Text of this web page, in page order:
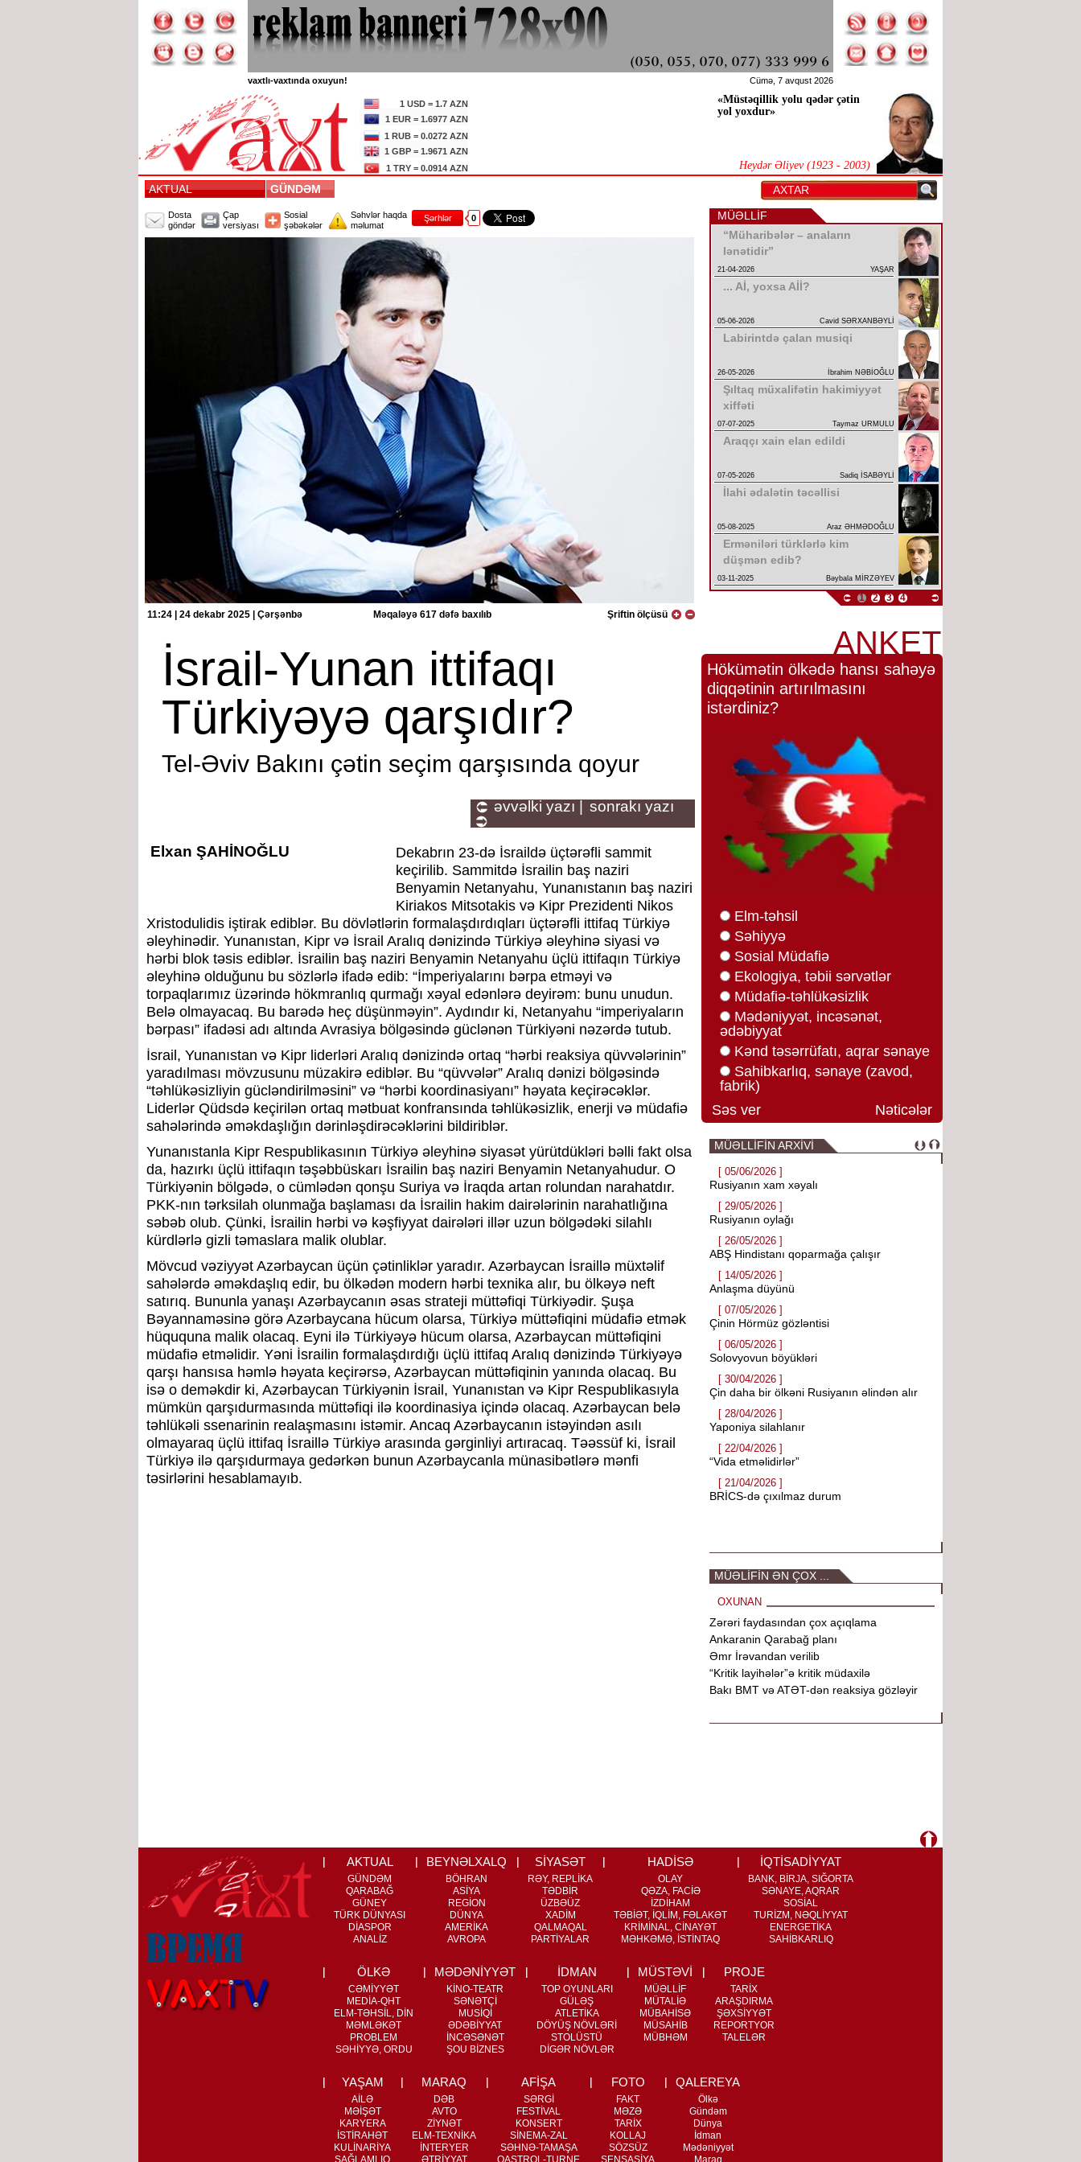
vaxtlı-vaxtında oxuyun! Cümə, 7 avqust 2026
1 USD = 1.7 AZN
1 EUR = 1.6977 AZN
1 RUB = 0.0272 AZN
1 GBP = 1.9671 AZN
1 TRY = 0.0914 AZN
«Müstəqillik yolu qədər çətin
yol yoxdur»
Heydər Əliyev (1923 - 2003)
AKTUAL GÜNDƏM
Dosta
göndər
Çap
versiyası
Sosial
şəbəkələr
Səhvlər haqda
məlumat
Şərhlər 0
11:24 | 24 dekabr 2025 | Çərşənbə Məqaləyə 617 dəfə baxılıb Şriftin ölçüsü
İsrail-Yunan ittifaqı
Türkiyəyə qarşıdır?
Tel-Əviv Bakını çətin seçim qarşısında qoyur
əvvəlki yazı | sonrakı yazı
Elxan ŞAHİNOĞLU
Dekabrın 23-də İsraildə üçtərəfli sammit
keçirilib. Sammitdə İsrailin baş naziri
Benyamin Netanyahu, Yunanıstanın baş naziri
Kiriakos Mitsotakis və Kipr Prezidenti Nikos
Xristodulidis iştirak ediblər. Bu dövlətlərin formalaşdırdıqları üçtərəfli ittifaq Türkiyə
əleyhinədir. Yunanıstan, Kipr və İsrail Aralıq dənizində Türkiyə əleyhinə siyasi və
hərbi blok təsis ediblər. İsrailin baş naziri Benyamin Netanyahu üçlü ittifaqın Türkiyə
əleyhinə olduğunu bu sözlərlə ifadə edib: “İmperiyalarını bərpa etməyi və
torpaqlarımız üzərində hökmranlıq qurmağı xəyal edənlərə deyirəm: bunu unudun.
Belə olmayacaq. Bu barədə heç düşünməyin”. Aydındır ki, Netanyahu “imperiyaların
bərpası” ifadəsi adı altında Avrasiya bölgəsində güclənən Türkiyəni nəzərdə tutub.
İsrail, Yunanıstan və Kipr liderləri Aralıq dənizində ortaq “hərbi reaksiya qüvvələrinin”
yaradılması mövzusunu müzakirə ediblər. Bu “qüvvələr” Aralıq dənizi bölgəsində
“təhlükəsizliyin gücləndirilməsini” və “hərbi koordinasiyanı” həyata keçirəcəklər.
Liderlər Qüdsdə keçirilən ortaq mətbuat konfransında təhlükəsizlik, enerji və müdafiə
sahələrində əməkdaşlığın dərinləşdirəcəklərini bildiriblər.
Yunanıstanla Kipr Respublikasının Türkiyə əleyhinə siyasət yürütdükləri bəlli fakt olsa
da, hazırkı üçlü ittifaqın təşəbbüskarı İsrailin baş naziri Benyamin Netanyahudur. O
Türkiyənin bölgədə, o cümlədən qonşu Suriya və İraqda artan rolundan narahatdır.
PKK-nın tərksilah olunmağa başlaması da İsrailin hakim dairələrinin narahatlığına
səbəb olub. Çünki, İsrailin hərbi və kəşfiyyat dairələri illər uzun bölgədəki silahlı
kürdlərlə gizli təmaslara malik olublar.
Mövcud vəziyyət Azərbaycan üçün çətinliklər yaradır. Azərbaycan İsraillə müxtəlif
sahələrdə əməkdaşlıq edir, bu ölkədən modern hərbi texnika alır, bu ölkəyə neft
satırıq. Bununla yanaşı Azərbaycanın əsas strateji müttəfiqi Türkiyədir. Şuşa
Bəyannaməsinə görə Azərbaycana hücum olarsa, Türkiyə müttəfiqini müdafiə etmək
hüququna malik olacaq. Eyni ilə Türkiyəyə hücum olarsa, Azərbaycan müttəfiqini
müdafiə etməlidir. Yəni İsrailin formalaşdırdığı üçlü ittifaq Aralıq dənizində Türkiyəyə
qarşı hansısa həmlə həyata keçirərsə, Azərbaycan müttəfiqinin yanında olacaq. Bu
isə o deməkdir ki, Azərbaycan Türkiyənin İsrail, Yunanıstan və Kipr Respublikasıyla
mümkün qarşıdurmasında müttəfiqi ilə koordinasiya içində olacaq. Azərbaycan belə
təhlükəli ssenarinin realaşmasını istəmir. Ancaq Azərbaycanın istəyindən asılı
olmayaraq üçlü ittifaq İsraillə Türkiyə arasında gərginliyi artıracaq. Təəssüf ki, İsrail
Türkiyə ilə qarşıdurmaya gedərkən bunun Azərbaycanla münasibətlərə mənfi
təsirlərini hesablamayıb.
MÜƏLLİF
“Müharibələr – anaların
lənətidir”
21-04-2026 YAŞAR
... Aİ, yoxsa Aİİ?
05-06-2026 Cavid SƏRXANBƏYLİ
Labirintdə çalan musiqi
26-05-2026 İbrahim NƏBİOĞLU
Şıltaq müxalifətin hakimiyyət
xiffəti
07-07-2025 Taymaz URMULU
Araqçı xain elan edildi
07-05-2026 Sadiq İSABƏYLİ
İlahi ədalətin təcəllisi
05-08-2025 Araz ƏHMƏDOĞLU
Erməniləri türklərlə kim
düşmən edib?
03-11-2025 Bəybala MİRZƏYEV
1 2 3 4
ANKET
Hökümətin ölkədə hansı sahəyə
diqqətinin artırılmasını
istərdiniz?
Elm-təhsil
Səhiyyə
Sosial Müdafiə
Ekologiya, təbii sərvətlər
Müdafiə-təhlükəsizlik
Mədəniyyət, incəsənət,
ədəbiyyat
Kənd təsərrüfatı, aqrar sənaye
Sahibkarlıq, sənaye (zavod,
fabrik)
Səs ver
Nəticələr
MÜƏLLİFİN ARXİVİ
[ 05/06/2026 ]
Rusiyanın xam xəyalı
[ 29/05/2026 ]
Rusiyanın oylağı
[ 26/05/2026 ]
ABŞ Hindistanı qoparmağa çalışır
[ 14/05/2026 ]
Anlaşma düyünü
[ 07/05/2026 ]
Çinin Hörmüz gözləntisi
[ 06/05/2026 ]
Solovyovun böyükləri
[ 30/04/2026 ]
Çin daha bir ölkəni Rusiyanın əlindən alır
[ 28/04/2026 ]
Yaponiya silahlanır
[ 22/04/2026 ]
“Vida etməlidirlər”
[ 21/04/2026 ]
BRİCS-də çıxılmaz durum
MÜƏLİFİN ƏN ÇOX ...
OXUNAN
Zərəri faydasından çox açıqlama
Ankaranin Qarabağ planı
Əmr İrəvandan verilib
“Kritik layihələr”ə kritik müdaxilə
Bakı BMT və ATƏT-dən reaksiya gözləyir
AKTUAL
GÜNDƏM
QARABAĞ
GÜNEY
TÜRK DÜNYASI
DİASPOR
ANALİZ
BEYNƏLXALQ
BÖHRAN
ASİYA
REGİON
DÜNYA
AMERİKA
AVROPA
SİYASƏT
RƏY, REPLİKA
TƏDBİR
ÜZBƏÜZ
XADİM
QALMAQAL
PARTİYALAR
HADİSƏ
OLAY
QƏZA, FACİƏ
İZDİHAM
TƏBİƏT, İQLİM, FƏLAKƏT
KRİMİNAL, CİNAYƏT
MƏHKƏMƏ, İSTİNTAQ
İQTİSADİYYAT
BANK, BİRJA, SIĞORTA
SƏNAYE, AQRAR
SOSİAL
TURİZM, NƏQLİYYAT
ENERGETİKA
SAHİBKARLIQ
ÖLKƏ
CƏMİYYƏT
MEDİA-QHT
ELM-TƏHSİL, DİN
MƏMLƏKƏT
PROBLEM
SƏHİYYƏ, ORDU
MƏDƏNİYYƏT
KİNO-TEATR
SƏNƏTÇİ
MUSİQİ
ƏDƏBİYYAT
İNCƏSƏNƏT
ŞOU BİZNES
İDMAN
TOP OYUNLARI
GÜLƏŞ
ATLETİKA
DÖYÜŞ NÖVLƏRİ
STOLÜSTÜ
DİGƏR NÖVLƏR
MÜSTƏVİ
MÜƏLLİF
MÜTALİƏ
MÜBAHİSƏ
MÜSAHİB
MÜBHƏM
PROJE
TARİX
ARAŞDIRMA
ŞƏXSİYYƏT
REPORTYOR
TALELƏR
YAŞAM
AİLƏ
MƏİŞƏT
KARYERA
İSTİRAHƏT
KULİNARİYA
SAĞLAMLIQ
MARAQ
DƏB
AVTO
ZİYNƏT
ELM-TEXNİKA
İNTERYER
ƏTRİYYAT
AFİŞA
SƏRGİ
FESTİVAL
KONSERT
SİNEMA-ZAL
SƏHNƏ-TAMAŞA
QASTROL-TURNE
FOTO
FAKT
MƏZƏ
TARİX
KOLLAJ
SÖZSÜZ
SENSASİYA
QALEREYA
Ölkə
Gündəm
Dünya
İdman
Mədəniyyət
Maraq